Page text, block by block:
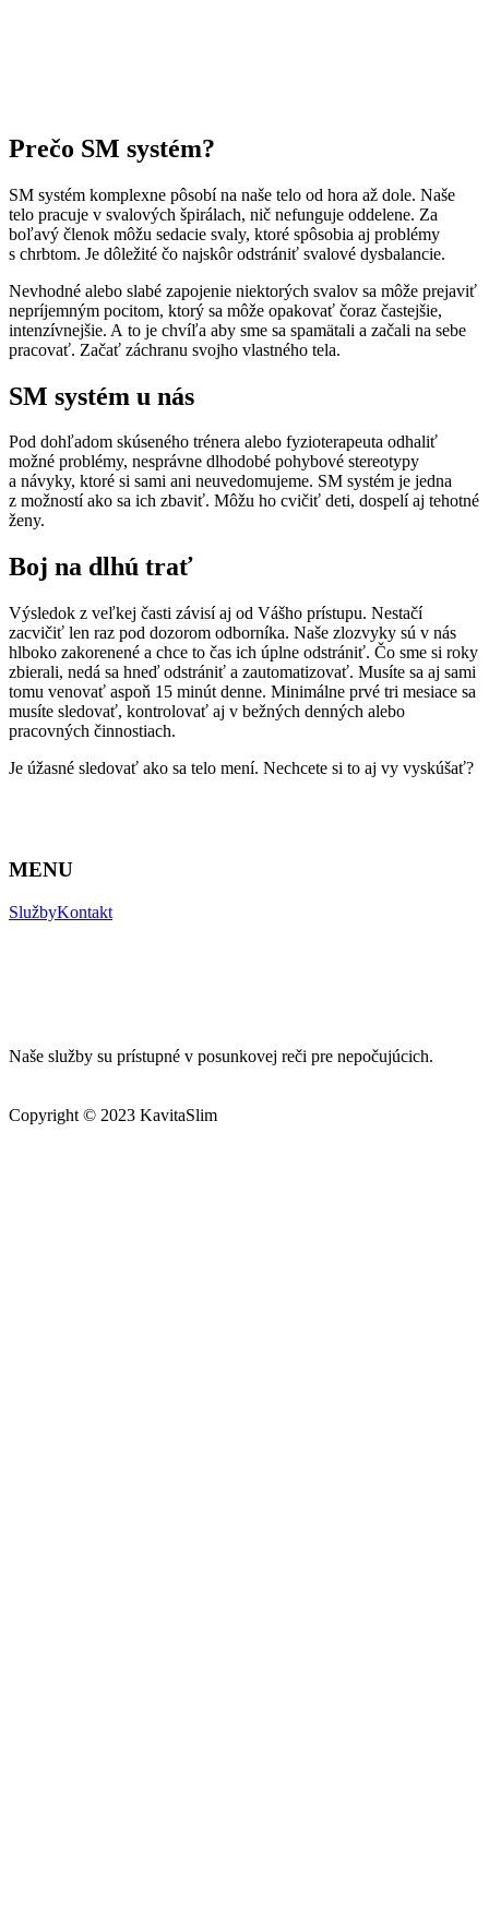
Prečo SM systém?
SM systém komplexne pôsobí na naše telo od hora až dole. Naše
telo pracuje v svalových špirálach, nič nefunguje oddelene. Za
boľavý členok môžu sedacie svaly, ktoré spôsobia aj problémy
s chrbtom. Je dôležité čo najskôr odstrániť svalové dysbalancie.
Nevhodné alebo slabé zapojenie niektorých svalov sa môže prejaviť
nepríjemným pocitom, ktorý sa môže opakovať čoraz častejšie,
intenzívnejšie. A to je chvíľa aby sme sa spamätali a začali na sebe
pracovať. Začať záchranu svojho vlastného tela.
SM systém u nás
Pod dohľadom skúseného trénera alebo fyzioterapeuta odhaliť
možné problémy, nesprávne dlhodobé pohybové stereotypy
a návyky, ktoré si sami ani neuvedomujeme. SM systém je jedna
z možností ako sa ich zbaviť. Môžu ho cvičiť deti, dospelí aj tehotné
ženy.
Boj na dlhú trať
Výsledok z veľkej časti závisí aj od Vášho prístupu. Nestačí
zacvičiť len raz pod dozorom odborníka. Naše zlozvyky sú v nás
hlboko zakorenené a chce to čas ich úplne odstrániť. Čo sme si roky
zbierali, nedá sa hneď odstrániť a zautomatizovať. Musíte sa aj sami
tomu venovať aspoň 15 minút denne. Minimálne prvé tri mesiace sa
musíte sledovať, kontrolovať aj v bežných denných alebo
pracovných činnostiach.
Je úžasné sledovať ako sa telo mení. Nechcete si to aj vy vyskúšať?
MENU
SlužbyKontakt
Naše služby su prístupné v posunkovej reči pre nepočujúcich.
Copyright © 2023 KavitaSlim